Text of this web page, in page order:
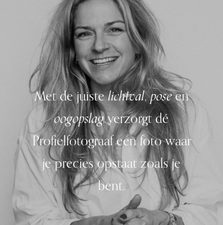
Met de juistelichtval,poseen
oogopslagverzorgt dé
Profielfotograaf een foto waar
je precies opstaat zoals je
bent.